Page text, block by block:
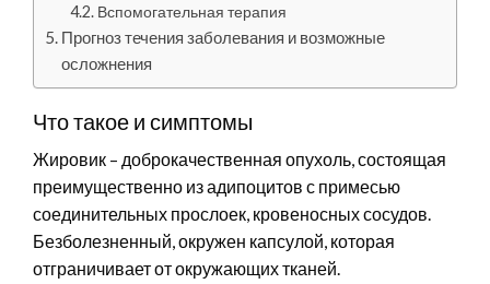
Вспомогательная терапия
Прогноз течения заболевания и возможные
осложнения
Что такое и симптомы
Жировик – доброкачественная опухоль, состоящая
преимущественно из адипоцитов с примесью
соединительных прослоек, кровеносных сосудов.
Безболезненный, окружен капсулой, которая
отграничивает от окружающих тканей.